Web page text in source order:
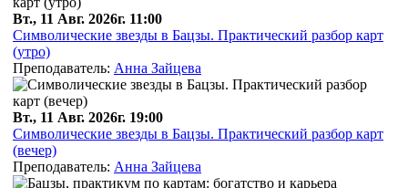
Вт., 11 Авг. 2026г. 11:00
Символические звезды в Бацзы. Практический разбор карт
(утро)
Преподаватель: Анна Зайцева
Вт., 11 Авг. 2026г. 19:00
Символические звезды в Бацзы. Практический разбор карт
(вечер)
Преподаватель: Анна Зайцева